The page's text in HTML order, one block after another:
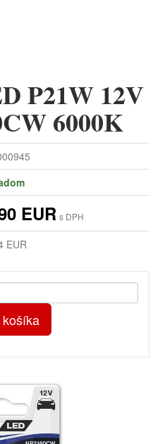
P21W 12V
6000K
EUR s DPH
EUR
košíka